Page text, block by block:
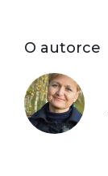
O autorce